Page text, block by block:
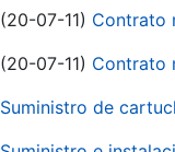
(20-07-11) Contrato
(20-07-11) Contrato
Suministro de